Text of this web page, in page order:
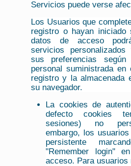
Servicios puede verse
Los Usuarios que
registro o hayan iniciado
datos de acceso
servicios
sus preferencias según
personal suministrada en
registro y la almacenada
su navegador.
La cookies de
defecto cookies
sesiones) no
embargo, los
persistente
"Remember login"
acceso. Para usuarios